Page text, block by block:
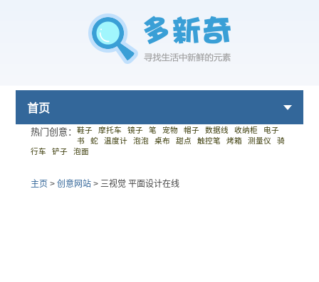
首页
热门创意： 鞋子 摩托车 镜子 笔 宠物 帽子 数据线 收纳柜
电子
书
蛇 温度计 泡泡 桌布 甜点 触控笔 烤箱 测量仪
骑
行车
铲子 泡面
主页 > 创意网站> 三视觉 平面设计在线